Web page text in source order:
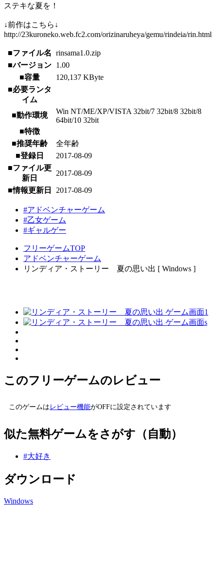
ステキな夏を！
↓前作はこちら↓
http://23kuroneko.web.fc2.com/orizinaruheya/gemu/rindeia/rin.html
■ファイル名
rinsama1.0.zip
■バージョン 1.00
■容量
120,137 KByte
■必要ランタ
イム
■動作環境
Win NT/ME/XP/VISTA 32bit/7 32bit/8 32bit/8
64bit/10 32bit
■特徴
■推奨年齢
全年齢
■登録日
2017-08-09
■ファイル更
新日
2017-08-09
■情報更新日 2017-08-09
#アドベンチャーゲーム
#乙女ゲーム
#ギャルゲー
フリーゲームTOP
アドベンチャーゲーム
リンディア・ストーリー 夏の思い出 [ Windows ]
このフリーゲームのレビュー
このゲームは レビュー機能がOFFに設定されています
似た無料ゲームをさがす（自動）
#大好き
ダウンロード
Windows